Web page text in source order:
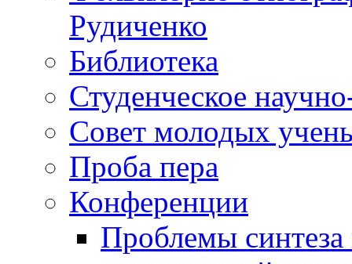
Рудиченко
Библиотека
Студенческое
Совет молодых
Проба пера
Конференции
Проблемы синтеза